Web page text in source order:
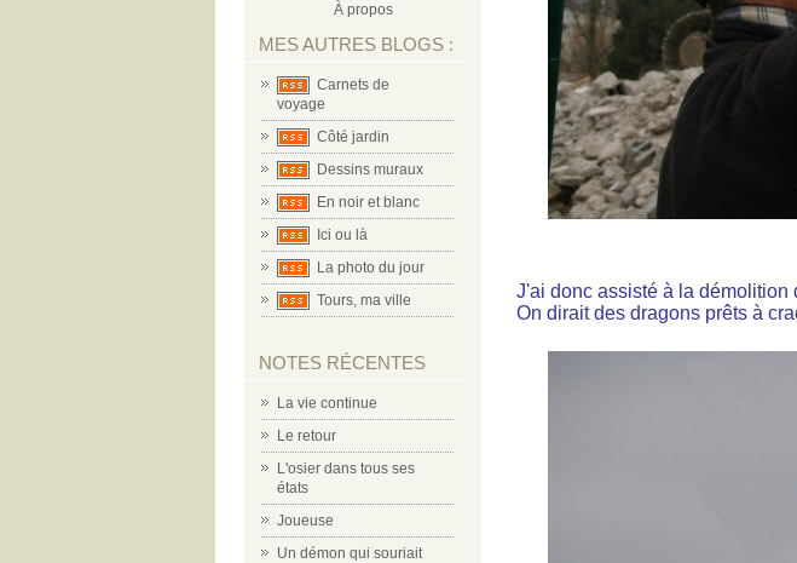
À propos
MES AUTRES BLOGS :
Carnets de
voyage
Côté jardin
Dessins muraux
En noir et blanc
Ici ou là
La photo du jour
Tours, ma ville
NOTES RÉCENTES
La vie continue
Le retour
L'osier dans tous ses
états
Joueuse
Un démon qui souriait
J'ai donc assisté à la démolition
On dirait des dragons prêts à